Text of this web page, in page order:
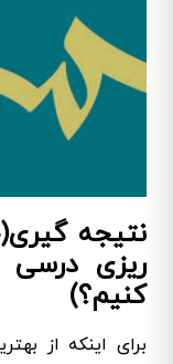
نتیجه
ریزی درسی
کنیم؟)
برای اینکه از